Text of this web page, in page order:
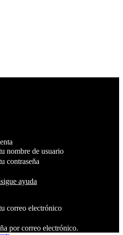
nombre de usuario
contraseña
ayuda
correo electrónico
por correo electrónico.